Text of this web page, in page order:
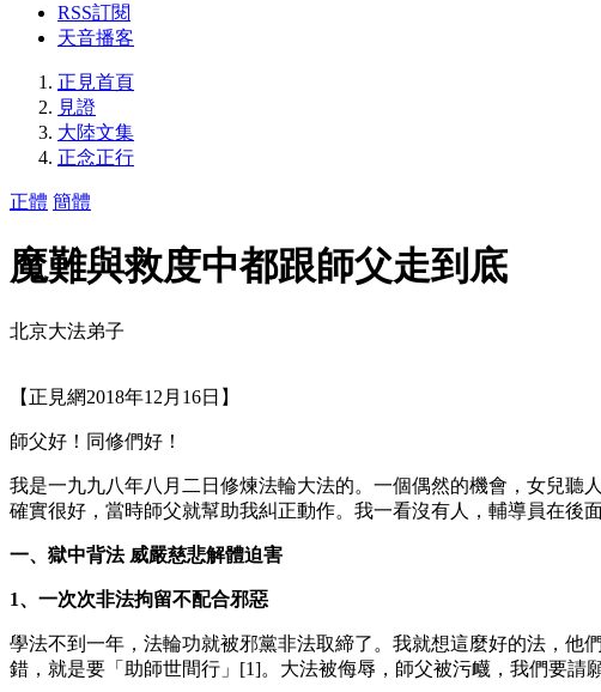
RSS訂閱
天音播客
正見首頁
見證
大陸文集
正念正行
正體 簡體
魔難與救度中都跟師父走到底
北京大法弟子
【正見網2018年12月16日】
師父好！同修們好！
我是一九九八年八月二日修煉法輪大法的。一個偶然的機會，女兒聽
確實很好，當時師父就幫助我糾正動作。我一看沒有人，輔導員在後
一、獄中背法 威嚴慈悲解體迫害
1、一次次非法拘留不配合邪惡
學法不到一年，法輪功就被邪黨非法取締了。我就想這麼好的法，
錯，就是要「助師世間行」[1]。大法被侮辱，師父被污衊，我們要請